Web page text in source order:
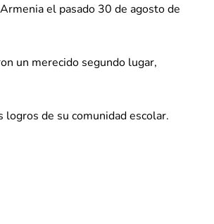
el pasado 30 de agosto de
un merecido segundo lugar,
de su comunidad escolar.